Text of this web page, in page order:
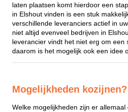
laten plaatsen komt hierdoor een
in Elshout vinden is een stuk
verschillende leveranciers actief in
niet altijd evenveel bedrijven in
leverancier vindt het niet erg om een
daarom is het mogelijk ook een idee
Mogelijkheden kozijnen?
Welke mogelijkheden zijn er